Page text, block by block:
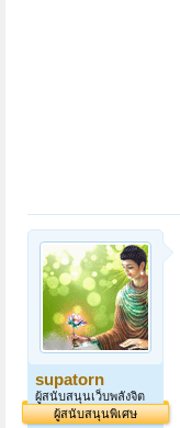
supatorn
ผู้สนับสนุนเว็บพลังจิต
ผู้สนับสนุนพิเศษ